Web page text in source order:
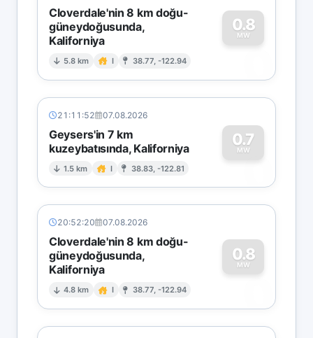
Cloverdale'nin 8 km doğu-
güneydoğusunda,
Kaliforniya
5.8 km I 38.77, -122.94
0.8
MW
0
21:11:52 07.08.2026
Geysers'in 7 km
kuzeybatısında, Kaliforniya
1.5 km I 38.83, -122.81
0.7
MW
0
20:52:20 07.08.2026
Cloverdale'nin 8 km doğu-
güneydoğusunda,
Kaliforniya
4.8 km I 38.77, -122.94
0.8
MW
0